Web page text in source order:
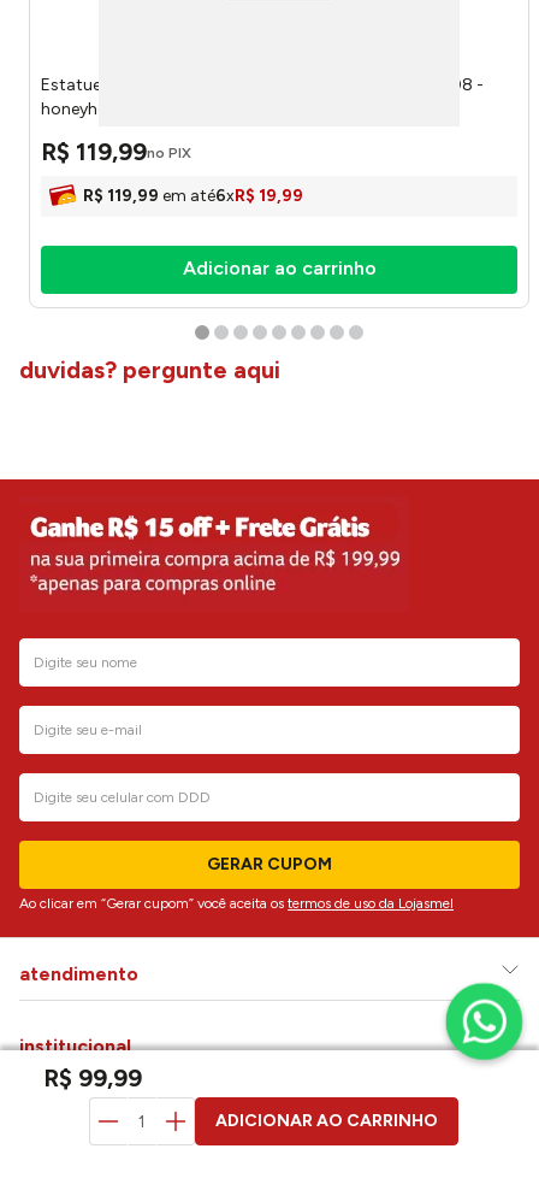
R$ 99,99
ADICIONAR AO CARRINHO
Estatueta Africana Sortida Resina 7,5x8x30cm LM3708 -
honeyhome
R$ 119,99no PIX
R$ 119,99 em até6xR$ 19,99
Adicionar ao carrinho
duvidas? pergunte aqui
GERAR CUPOM
Ao clicar em “Gerar cupom” você aceita os termos de uso da Lojasmel
atendimento
institucional